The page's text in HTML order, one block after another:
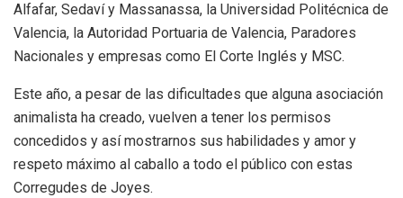
Alfafar, Sedaví y Massanassa, la Universidad Politécnica de
Valencia, la Autoridad Portuaria de Valencia, Paradores
Nacionales y empresas como El Corte Inglés y MSC.
Este año, a pesar de las dificultades que alguna asociación
animalista ha creado, vuelven a tener los permisos
concedidos y así mostrarnos sus habilidades y amor y
respeto máximo al caballo a todo el público con estas
Corregudes de Joyes.